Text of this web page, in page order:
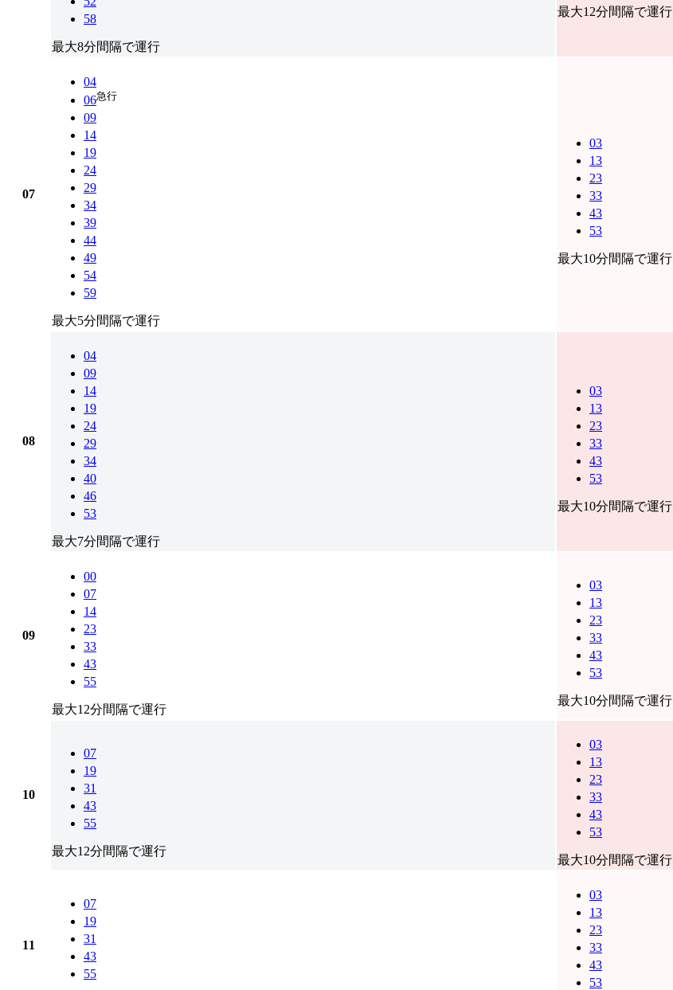
58
最大8分間隔で運行
最大12分間隔で運行
07
04
06急行
09
14
19
24
29
34
39
44
49
54
59
最大5分間隔で運行
03
13
23
33
43
53
最大10分間隔で運行
08
04
09
14
19
24
29
34
40
46
53
最大7分間隔で運行
03
13
23
33
43
53
最大10分間隔で運行
09
00
07
14
23
33
43
55
最大12分間隔で運行
03
13
23
33
43
53
最大10分間隔で運行
10
07
19
31
43
55
最大12分間隔で運行
03
13
23
33
43
53
最大10分間隔で運行
11
07
19
31
43
55
03
13
23
33
43
53